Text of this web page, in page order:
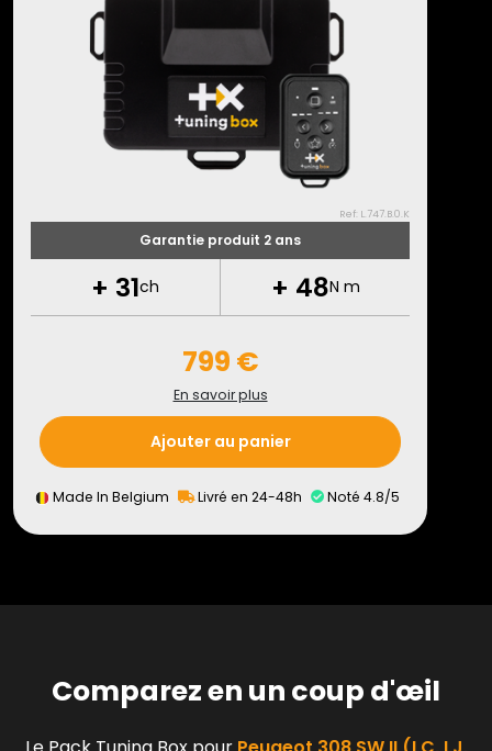
Ref: L.747.B.0.K
Garantie produit 2 ans
+ 31ch + 48N m
799 €
En savoir plus
Ajouter au panier
Made In Belgium Livré en 24-48h Noté 4.8/5
Comparez en un coup d'œil